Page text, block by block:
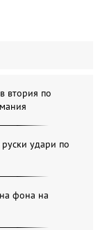
втория по
удари по
фона на